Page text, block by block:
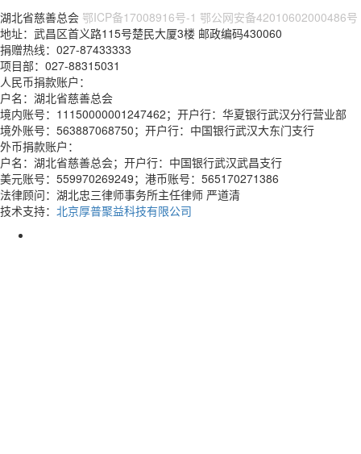
湖北省慈善总会 鄂ICP备17008916号-1 鄂公网安备42010602000486号
地址：武昌区首义路115号楚民大厦3楼 邮政编码430060
捐赠热线：027-87433333
项目部：027-88315031
人民币捐款账户：
户名：湖北省慈善总会
境内账号：11150000001247462；开户行：华夏银行武汉分行营业部
境外账号：563887068750；开户行：中国银行武汉大东门支行
外币捐款账户：
户名：湖北省慈善总会；开户行：中国银行武汉武昌支行
美元账号：559970269249；港币账号：565170271386
法律顾问：湖北忠三律师事务所主任律师 严道清
技术支持： 北京厚普聚益科技有限公司